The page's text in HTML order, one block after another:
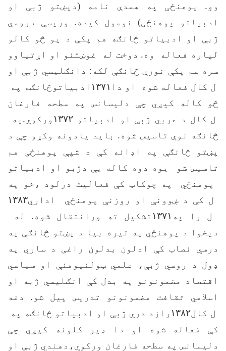
وو. پوهنځی په همدې نامه (دپښتو ژبې او
ادبياتو پوهنځی) نومول کيده. ورپسې دروسي
ژبې او ادبياتو څانګه هم پکې د يو څو کالو
لپاره فعاله وه. دوخت له غوښتنو او اړتياوو
سره سم پکې نورې څانګې لکه: دانګليسي ژبې او
ادبياتوڅانګه په ۱۳۷۱ ل کال فعاله شوه او دا
څو کاله کيږي چې دليسانس په سطحه فارغان
ورکوي.په ۱۳۷۲ل کال د عربي ژبې او ادبياتو
څانګه نوې تاسيس شوه. بايد يادونه وکړو چې د
پښتو څانګې په اډانه کې د شپې پوهنځی هم
تاسيس شو يوه دوه کاله يې دژبو او ادبياتو
پوهنځي په چوکاټ کې فعاليت درلود ،خو په
۱۳۸۳ل کې د ښوونې او روزنې پوهنځي اداري
تشکيل ته ورانتقال شوه. له ۱۳۷۱ ل را په
ديخوا د پوهنځي په تيره بيا د پښتو څانګې په
درسي نصاب کې ادلون بدلون راغی د ساري په
ډول د روسي ژبې، علمي ټولنپوهنې او سياسي
اقتصاد مضمونونو په بدل کې انګليسي ژبه او
اسلامي ثقافت مضمونونو تدريس پیل شو. دغه
رازد دري ژبې او ادبياتو څانګه په ۱۳۸۲ل کال
کې فعاله شوه او دا ډير کلونه کيږي چې
دليسانس په سطحه فارغان ورکوي،دهندي ژبې او